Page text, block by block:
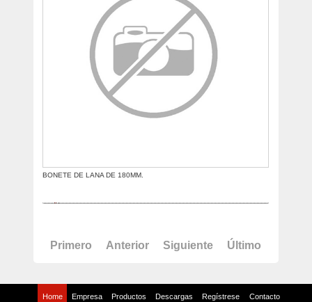
BONETE DE LANA DE 180MM.
Primero Anterior Siguiente Último
Home Empresa Productos Descargas Regístrese Contacto